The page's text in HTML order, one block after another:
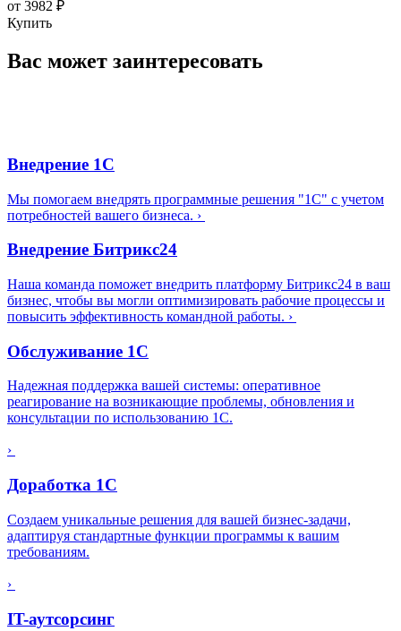
от 3982 ₽
Купить
Вас может заинтересовать
Внедрение 1С
Мы помогаем внедрять программные решения "1С" с учетом
потребностей вашего бизнеса. ›
Внедрение Битрикс24
Наша команда поможет внедрить платформу Битрикс24 в ваш
бизнес, чтобы вы могли оптимизировать рабочие процессы и
повысить эффективность командной работы. ›
Обслуживание 1С
Надежная поддержка вашей системы: оперативное
реагирование на возникающие проблемы, обновления и
консультации по использованию 1С.
›
Доработка 1С
Создаем уникальные решения для вашей бизнес-задачи,
адаптируя стандартные функции программы к вашим
требованиям.
›
IT-аутсорсинг